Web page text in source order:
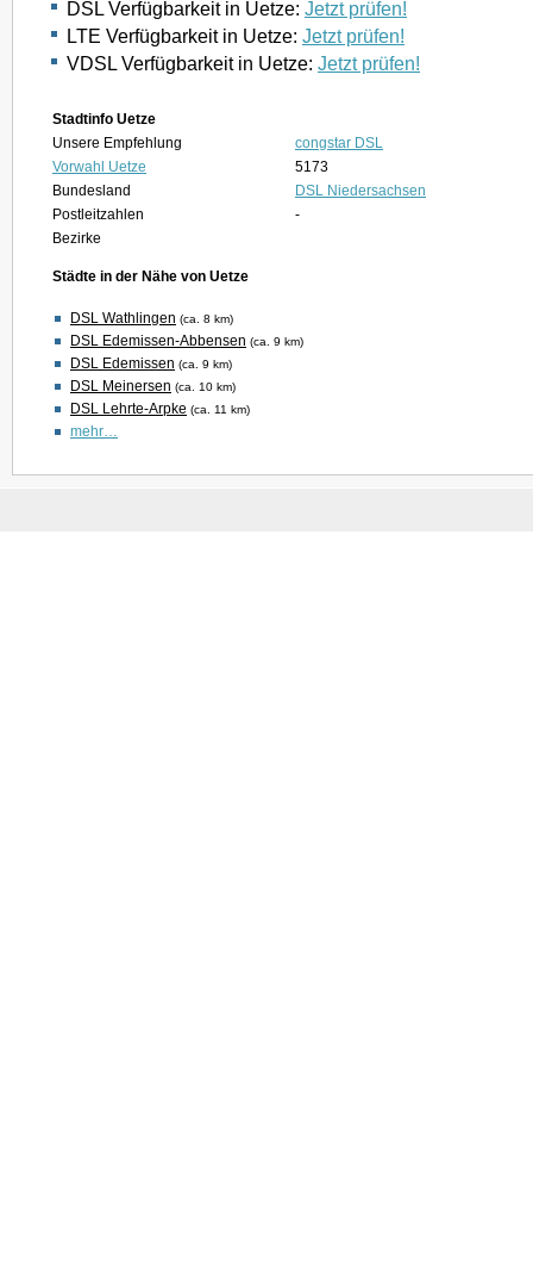
DSL Verfügbarkeit in Uetze: Jetzt prüfen!
LTE Verfügbarkeit in Uetze: Jetzt prüfen!
VDSL Verfügbarkeit in Uetze: Jetzt prüfen!
Stadtinfo Uetze
Unsere Empfehlung
congstar DSL
Vorwahl Uetze
5173
Bundesland
DSL Niedersachsen
Postleitzahlen
-
Bezirke
Städte in der Nähe von Uetze
DSL Wathlingen (ca. 8 km)
DSL Edemissen-Abbensen (ca. 9 km)
DSL Edemissen (ca. 9 km)
DSL Meinersen (ca. 10 km)
DSL Lehrte-Arpke (ca. 11 km)
mehr…